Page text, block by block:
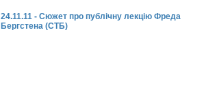
24.11.11 - Сюжет про публічну лекцію Фреда
Бергстена (СТБ)